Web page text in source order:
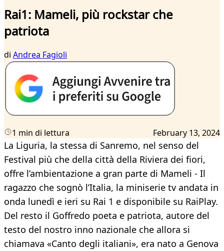
Rai1: Mameli, più rockstar che
patriota
di Andrea Fagioli
1 min di lettura February 13, 2024
La Liguria, la stessa di Sanremo, nel senso del
Festival più che della città della Riviera dei fiori,
offre l’ambientazione a gran parte di Mameli - Il
ragazzo che sognò l’Italia, la miniserie tv andata in
onda lunedì e ieri su Rai 1 e disponibile su RaiPlay.
Del resto il Goffredo poeta e patriota, autore del
testo del nostro inno nazionale che allora si
chiamava «Canto degli italiani», era nato a Genova